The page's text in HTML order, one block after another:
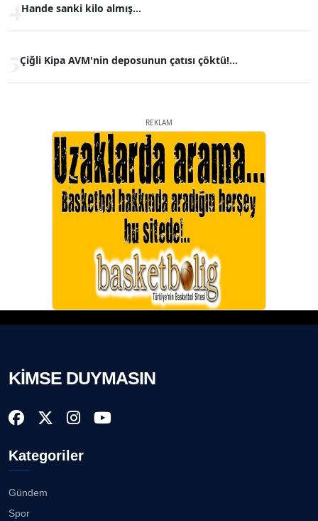
Hande sanki kilo almış...
Çiğli Kipa AVM'nin deposunun çatısı çöktü!...
REKLAM
KİMSE DUYMASIN
Kategoriler
Gündem
Spor